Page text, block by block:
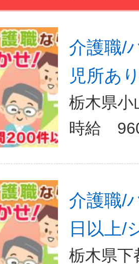
介護職/
児所あ
栃木県小
介護職/
日以上/
栃木県下